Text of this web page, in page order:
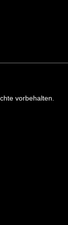
vorbehalten.